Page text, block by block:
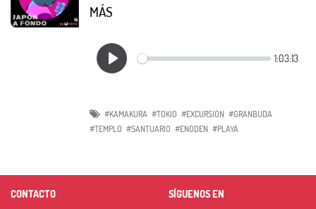
MÁS
#KAMAKURA #TOKIO #EXCURSION #GRANBUDA
#TEMPLO #SANTUARIO #ENODEN #PLAYA
CONTACTO SÍGUENOS EN